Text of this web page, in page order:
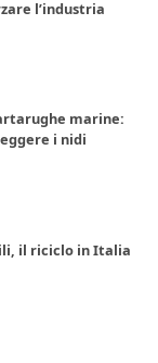
l’industria
marine:
i nidi
il riciclo in Italia